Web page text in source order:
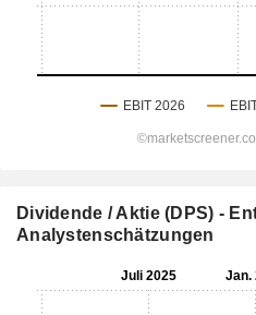
Dividende / Aktie (DPS) -
Analystenschätzungen